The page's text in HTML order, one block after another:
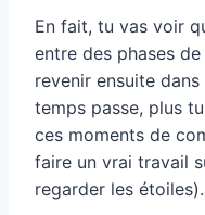
En fait, tu vas voir
entre des phases
revenir ensuite
temps passe, plus
ces moments de
faire un vrai travail
regarder les étoiles).